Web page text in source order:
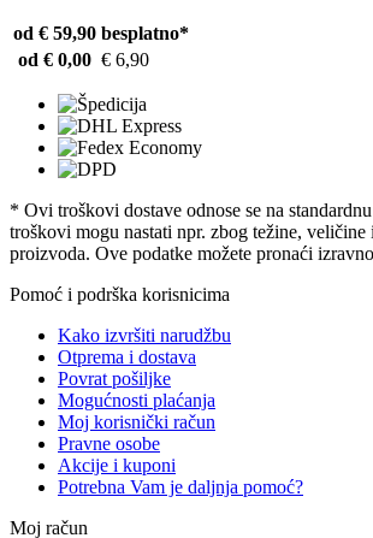
od € 59,90 besplatno*
od € 0,00 € 6,90
* Ovi troškovi dostave odnose se na
troškovi mogu nastati npr. zbog težine, veličine
proizvoda. Ove podatke možete pronaći
Pomoć i podrška korisnicima
Kako izvršiti narudžbu
Otprema i dostava
Povrat pošiljke
Mogućnosti plaćanja
Moj korisnički račun
Pravne osobe
Akcije i kuponi
Potrebna Vam je daljnja pomoć?
Moj račun